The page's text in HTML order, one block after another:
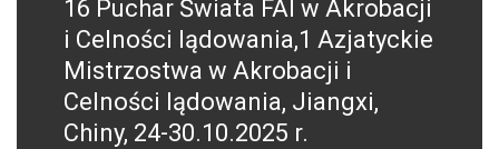
Previous
post:
16 Puchar Świata FAI w Akrobacji
i Celności lądowania,1 Azjatyckie
Mistrzostwa w Akrobacji i
Celności lądowania, Jiangxi,
Chiny, 24-30.10.2025 r.